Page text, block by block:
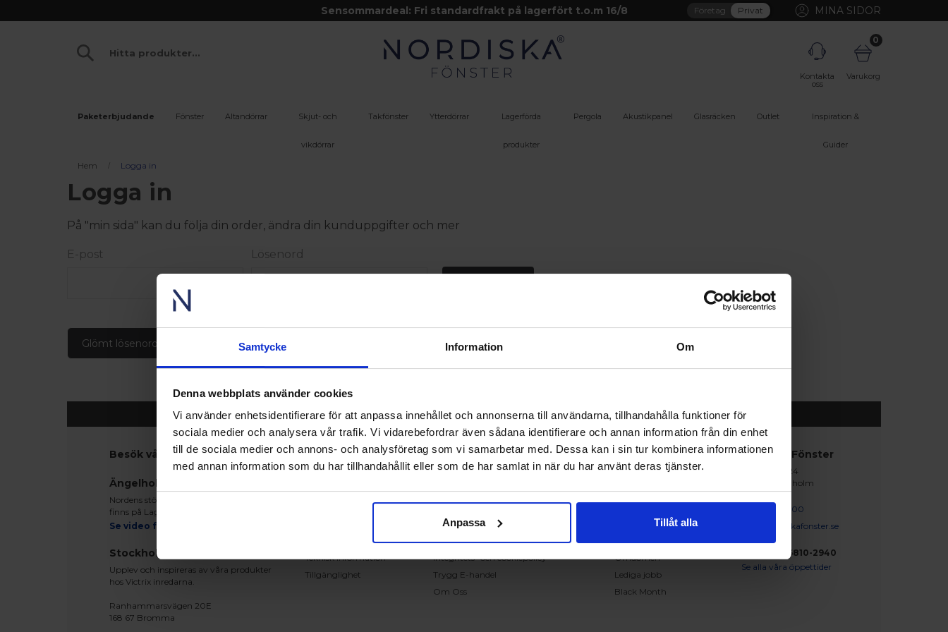
Samtycke Information Om
Denna webbplats använder cookies
Vi använder enhetsidentifierare för att anpassa innehållet och annonserna till användarna, tillhandahålla funktioner för
sociala medier och analysera vår trafik. Vi vidarebefordrar även sådana identifierare och annan information från din enhet
till de sociala medier och annons- och analysföretag som vi samarbetar med. Dessa kan i sin tur kombinera informationen
med annan information som du har tillhandahållit eller som de har samlat in när du har använt deras tjänster.
Anpassa Tillåt alla
Sensommardeal: Fri standardfrakt på lagerfört t.o.m 16/8 Företag Privat MINA SIDOR
Kontakta
oss
0
Varukorg
Paketerbjudande Fönster Altandörrar Skjut- och
vikdörrar
Takfönster Ytterdörrar Lagerförda
produkter
Pergola Akustikpanel Glasräcken Outlet Inspiration &
Guider
Hem Logga in
Logga in
På "min sida" kan du följa din order, ändra din kunduppgifter och mer
E-post Lösenord
Glömt lösenord Skapa konto
RING OSS PÅ 0431 - 37 14 00
Besök våra utställningar
Ängelholm
Nordens största fönsterutställning
finns på Lagegatan 24 i Ängelholm
Se video från vårt showroom
Stockholm
Upplev och inspireras av våra produkter
hos Victrix inredarna.
Ranhammarsvägen 20E
168 67 Bromma
Kundservice
Kontakta oss
Beställning och offert
Monteringsanvisningar
Teknisk information
Tillgänglighet
Handla på Nordiska Fönster
Köpvillkor
Om ditt köp
Betalnings & leveransvillkor
Ångerrätt & återbetalning
Garantier
Integritets- och cookiepolicy
Trygg E-handel
Om Oss
Snabblänkar
Monterat och klart
Inspiration
Vanliga frågor och svar
Återförsäljare
Omdömen
Lediga jobb
Black Month
Nordiska Fönster
Lagegatan 24
262 71 Ängelholm
0431 - 37 14 00
info@nordiskafonster.se
Org Nr: 556810-2940
Se alla våra öppettider